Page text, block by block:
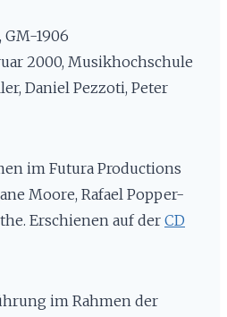
, GM-1906
2000, Musikhochschule
Daniel Pezzoti, Peter
im Futura Productions
Moore, Rafael Popper-
Erschienen auf der CD
im Rahmen der